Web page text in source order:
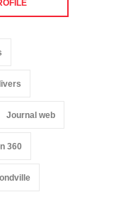
Journal web
360